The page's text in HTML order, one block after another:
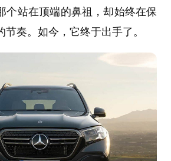
个站在顶端的鼻祖，却始终在保
奏。如今，它终于出手了。